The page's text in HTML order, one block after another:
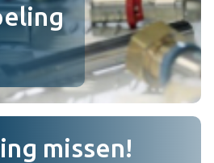
missen!